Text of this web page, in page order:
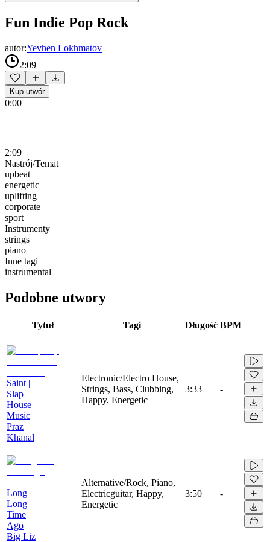
Fun Indie Pop Rock
autor:Yevhen Lokhmatov
2:09
Kup utwór
0:00
2:09
Nastrój/Temat
upbeat
energetic
uplifting
corporate
sport
Instrumenty
strings
piano
Inne tagi
instrumental
Podobne utwory
Tytuł Tagi Długość BPM
Saint |
Slap
House
Music
Praz
Khanal
Electronic/Electro House,
Strings, Bass, Clubbing,
Happy, Energetic
3:33 -
Long
Long
Time
Ago
Big Liz
Alternative/Rock, Piano,
Electricguitar, Happy,
Energetic
3:50 -